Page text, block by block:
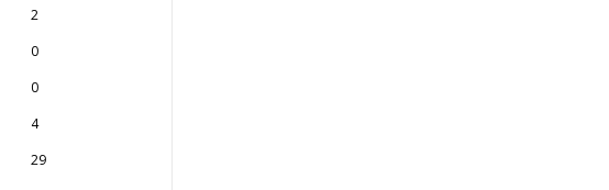
2
0
0
4
29